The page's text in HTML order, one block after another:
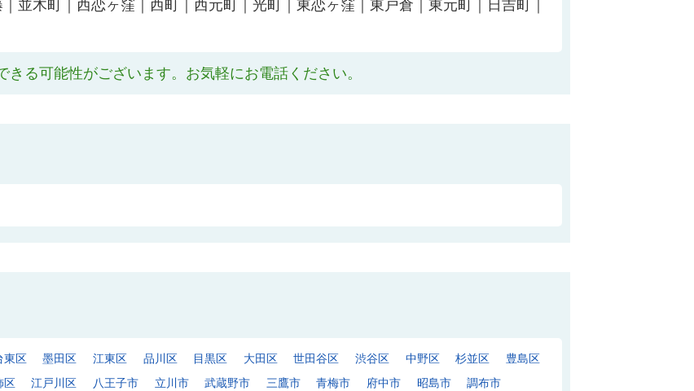
並木町｜西恋ヶ窪｜西町｜西元町｜光町｜東恋ヶ窪｜東戸倉｜東元町｜日吉町｜
る可能性がございます。お気軽にお電話ください。
東区 墨田区 江東区 品川区 目黒区 大田区 世田谷区 渋谷区 中野区 杉並区
豊島区
区 江戸川区 八王子市 立川市 武蔵野市 三鷹市 青梅市 府中市 昭島市
調布市